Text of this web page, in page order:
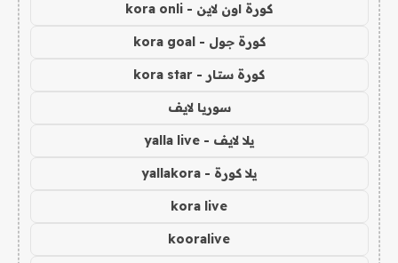
كورة اون لاين - kora onli
كورة جول - kora goal
كورة ستار - kora star
سوريا لايف
يلا لايف - yalla live
يلا كورة - yallakora
kora live
kooralive